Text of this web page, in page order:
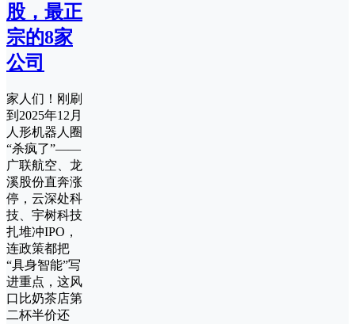
股，最正
宗的8家
公司
家人们！刚刷
到2025年12月
人形机器人圈
“杀疯了”——
广联航空、龙
溪股份直奔涨
停，云深处科
技、宇树科技
扎堆冲IPO，
连政策都把
“具身智能”写
进重点，这风
口比奶茶店第
二杯半价还